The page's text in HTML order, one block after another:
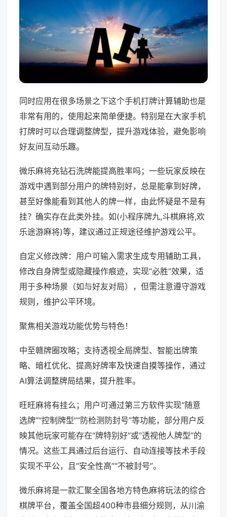
同时应用在很多场景之下这个手机打牌计算辅助也是
非常有用的，使用起来简单便捷。特别是在大家手机
打牌时可以合理调整牌型，提升游戏体验，避免影响
好友间互动乐趣。
微乐麻将充钻石洗牌能提高胜率吗；一些玩家反映在
游戏中遇到部分用户的牌特别好，总是能拿到好牌，
甚至好像能看到其他人的牌一样，由此怀疑是不是有
挂？确实存在此类外挂。如(小程序牌九,斗棋麻将,欢
乐途游麻将)等，建议通过正规途径维护游戏公平。
自定义修改牌：用户可输入需求生成专用辅助工具，
修改自身牌型或隐藏操作痕迹，实现“必胜”效果，适
用于多种场景（如与好友对局），但需注意遵守游戏
规则，维护公平环境。
聚焦相关游戏功能优势与特色！
中至赣牌圈攻略；支持透视全局牌型、智能出牌策
略、暗杠优化、提高好牌率及快速自摸等操作，通过
AI算法调整牌局结果，提升胜率。
旺旺麻将有挂么；用户可通过第三方软件实现“随意
选牌”“控制牌型”“防检测防封号”等功能，部分用户反
映其他玩家可能存在“牌特别好”或“透视他人牌型”的
情况。这些工具通过后台运行、自动连接等技术手段
实现不平公，且“安全性高”“不被封号”。
微乐麻将是一款汇聚全国各地方特色麻将玩法的综合
棋牌平台，覆盖全国超400种市县细分规则，从川渝